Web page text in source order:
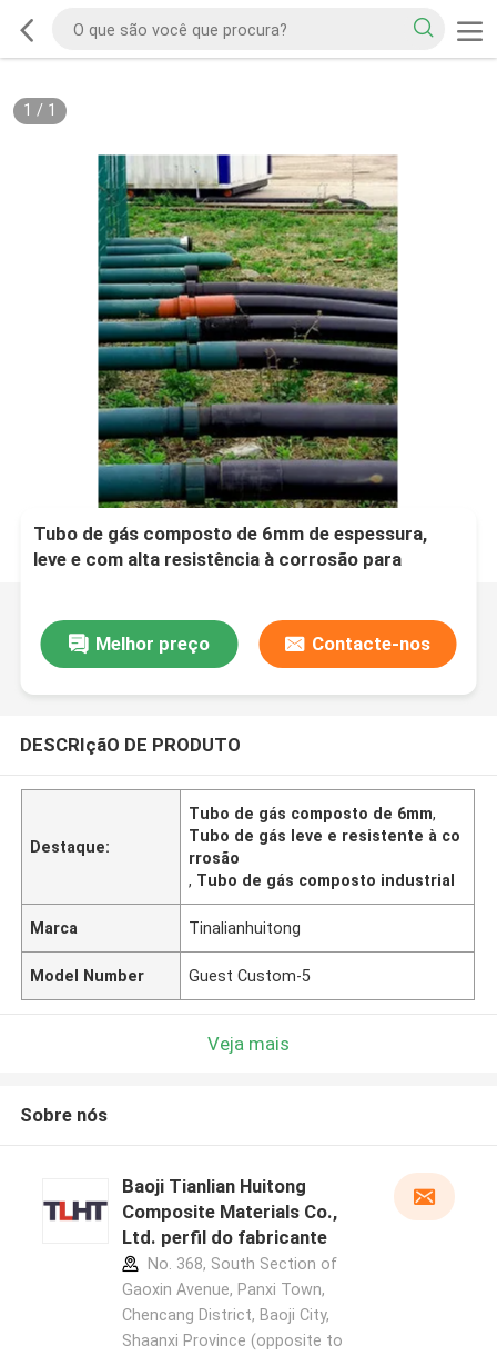
1 / 1
Tubo de gás composto de 6mm de espessura,
leve e com alta resistência à corrosão para
Melhor preço Contacte-nos
DESCRIçãO DE PRODUTO
Destaque:
Tubo de gás composto de 6mm,
Tubo de gás leve e resistente à co
rrosão
, Tubo de gás composto industrial
Marca Tinalianhuitong
Model Number Guest Custom-5
Veja mais
Sobre nós
Baoji Tianlian Huitong
Composite Materials Co.,
Ltd. perfil do fabricante
No. 368, South Section of
Gaoxin Avenue, Panxi Town,
Chencang District, Baoji City,
Shaanxi Province (opposite to